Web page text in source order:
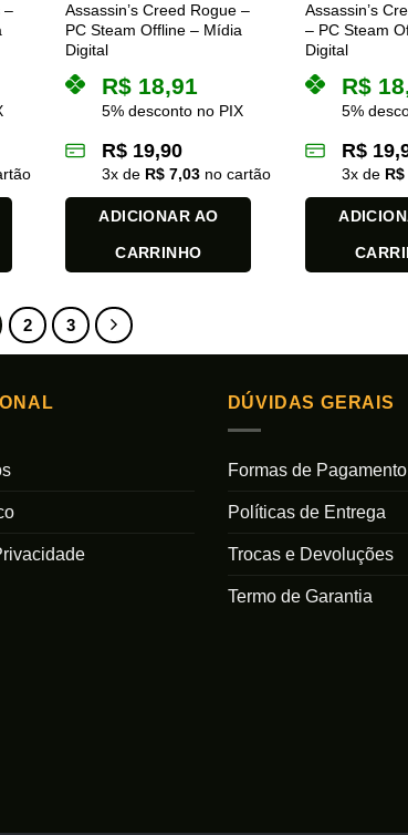
–
Assassin’s Creed Rogue –
PC Steam Offline – Mídia
Digital
R$ 18,91
5% desconto no PIX
R$ 19,90
3x de R$ 7,03 no cartão
ADICIONAR AO
CARRINHO
Assassin’s
– PC Steam
Digital
R$
5%
R$
3x de R$
2 3
DÚVIDAS GERAIS
Formas de Pagamento
Políticas de Entrega
Trocas e Devoluções
Termo de Garantia